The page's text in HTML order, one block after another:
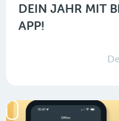
DEIN JAHR MIT
APP!